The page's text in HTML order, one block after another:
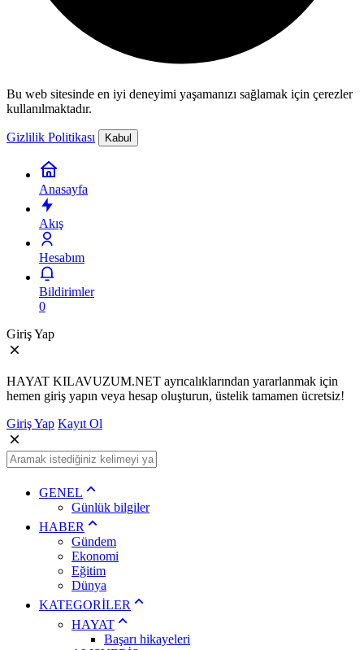
Bu web sitesinde en iyi deneyimi yaşamanızı sağlamak için çerezler
kullanılmaktadır.
Gizlilik Politikası Kabul
Anasayfa
Akış
Hesabım
Bildirimler
0
Giriş Yap
HAYAT KILAVUZUM.NET ayrıcalıklarından yararlanmak için
hemen giriş yapın veya hesap oluşturun, üstelik tamamen ücretsiz!
Giriş Yap Kayıt Ol
GENEL
Günlük bilgiler
HABER
Gündem
Ekonomi
Eğitim
Dünya
KATEGORİLER
HAYAT
Başarı hikayeleri